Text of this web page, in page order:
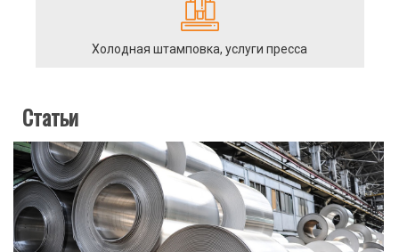
Холодная штамповка, услуги пресса
Статьи